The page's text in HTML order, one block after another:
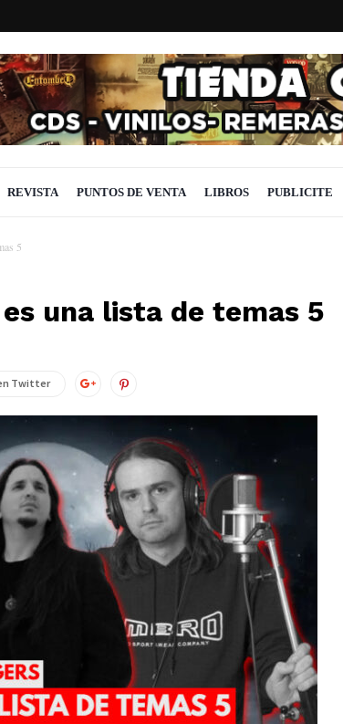
REVISTA PUNTOS DE VENTA LIBROS PUBLICITE
5
es una lista de temas 5
Twitter